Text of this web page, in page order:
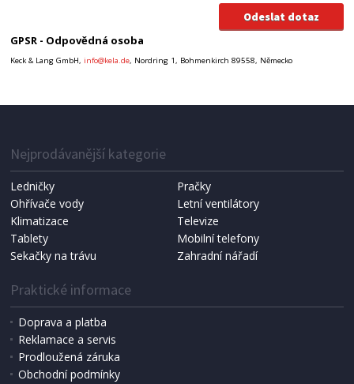
GPSR - Odpovědná osoba
Keck & Lang GmbH, info@kela.de, Nordring 1, Bohmenkirch 89558, Německo
Nejprodávanější kategorie
Ledničky
Pračky
Ohřívače vody
Letní ventilátory
Klimatizace
Televize
Tablety
Mobilní telefony
Sekačky na trávu
Zahradní nářadí
Praktické informace
Doprava a platba
Reklamace a servis
Prodloužená záruka
Obchodní podmínky